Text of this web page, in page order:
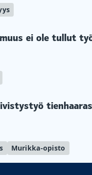
ei ole tullut
Murikka-opisto